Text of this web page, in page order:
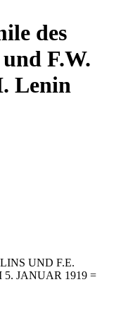
des
F.W.
Lenin
UND F.E.
JANUAR 1919 =